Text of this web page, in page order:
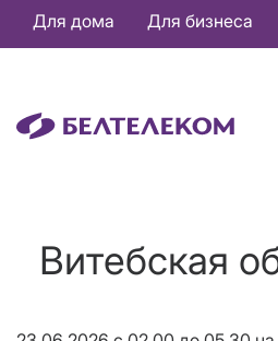
Основная
навигация
Для дома Для бизнеса
Витебская